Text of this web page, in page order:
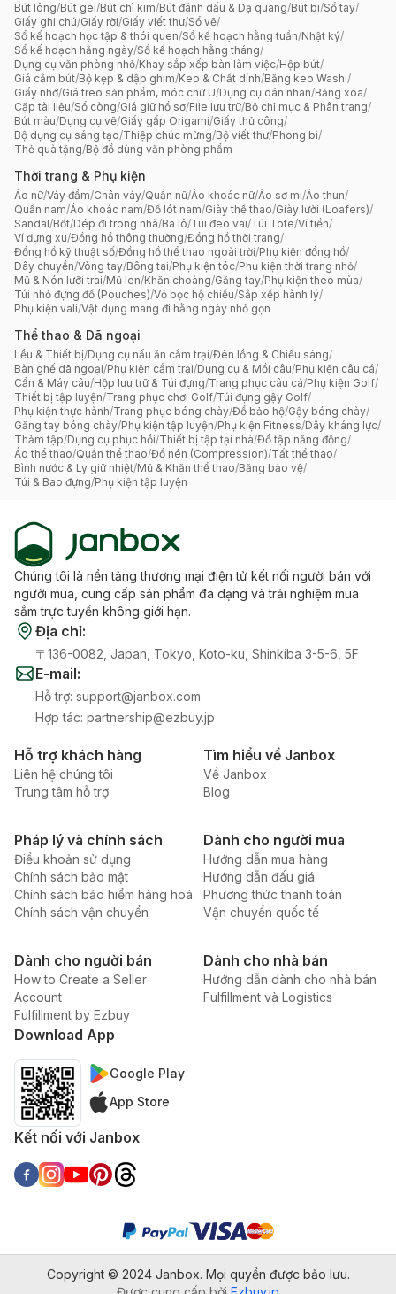
Bút lông/Bút gel/Bút chì kim/Bút đánh dấu & Dạ quang/Bút bi/Sổ tay/
Giấy ghi chú/Giấy rời/Giấy viết thư/Sổ vẽ/
Sổ kế hoạch học tập & thói quen/Sổ kế hoạch hằng tuần/Nhật ký/
Sổ kế hoạch hằng ngày/Sổ kế hoạch hằng tháng/
Dụng cụ văn phòng nhỏ/Khay sắp xếp bàn làm việc/Hộp bút/
Giá cắm bút/Bộ kẹp & dập ghim/Keo & Chất dính/Băng keo Washi/
Giấy nhớ/Giá treo sản phẩm, móc chữ U/Dụng cụ dán nhãn/Băng xóa/
Cặp tài liệu/Sổ còng/Giá giữ hồ sơ/File lưu trữ/Bộ chỉ mục & Phân trang/
Bút màu/Dụng cụ vẽ/Giấy gấp Origami/Giấy thủ công/
Bộ dụng cụ sáng tạo/Thiệp chúc mừng/Bộ viết thư/Phong bì/
Thẻ quà tặng/Bộ đồ dùng văn phòng phẩm
Thời trang & Phụ kiện
Áo nữ/Váy đầm/Chân váy/Quần nữ/Áo khoác nữ/Áo sơ mi/Áo thun/
Quần nam/Áo khoác nam/Đồ lót nam/Giày thể thao/Giày lười (Loafers)/
Sandal/Bốt/Dép đi trong nhà/Ba lô/Túi đeo vai/Túi Tote/Ví tiền/
Ví đựng xu/Đồng hồ thông thường/Đồng hồ thời trang/
Đồng hồ kỹ thuật số/Đồng hồ thể thao ngoài trời/Phụ kiện đồng hồ/
Dây chuyền/Vòng tay/Bông tai/Phụ kiện tóc/Phụ kiện thời trang nhỏ/
Mũ & Nón lưỡi trai/Mũ len/Khăn choàng/Găng tay/Phụ kiện theo mùa/
Túi nhỏ đựng đồ (Pouches)/Vỏ bọc hộ chiếu/Sắp xếp hành lý/
Phụ kiện vali/Vật dụng mang đi hằng ngày nhỏ gọn
Thể thao & Dã ngoại
Lều & Thiết bị/Dụng cụ nấu ăn cắm trại/Đèn lồng & Chiếu sáng/
Bàn ghế dã ngoại/Phụ kiện cắm trại/Dụng cụ & Mồi câu/Phụ kiện câu cá/
Cần & Máy câu/Hộp lưu trữ & Túi đựng/Trang phục câu cá/Phụ kiện Golf/
Thiết bị tập luyện/Trang phục chơi Golf/Túi đựng gậy Golf/
Phụ kiện thực hành/Trang phục bóng chày/Đồ bảo hộ/Gậy bóng chày/
Găng tay bóng chày/Phụ kiện tập luyện/Phụ kiện Fitness/Dây kháng lực/
Thảm tập/Dụng cụ phục hồi/Thiết bị tập tại nhà/Đồ tập năng động/
Áo thể thao/Quần thể thao/Đồ nén (Compression)/Tất thể thao/
Bình nước & Ly giữ nhiệt/Mũ & Khăn thể thao/Băng bảo vệ/
Túi & Bao đựng/Phụ kiện tập luyện
Chúng tôi là nền tảng thương mại điện tử kết nối người bán với
người mua, cung cấp sản phẩm đa dạng và trải nghiệm mua
sắm trực tuyến không giới hạn.
Địa chỉ:
〒136-0082, Japan, Tokyo, Koto-ku, Shinkiba 3-5-6, 5F
E-mail:
Hỗ trợ: support@janbox.com
Hợp tác: partnership@ezbuy.jp
Hỗ trợ khách hàng
Liên hệ chúng tôi
Trung tâm hỗ trợ
Tìm hiểu về Janbox
Về Janbox
Blog
Pháp lý và chính sách
Điều khoản sử dụng
Chính sách bảo mật
Chính sách bảo hiểm hàng hoá
Chính sách vận chuyển
Dành cho người mua
Hướng dẫn mua hàng
Hướng dẫn đấu giá
Phương thức thanh toán
Vận chuyển quốc tế
Dành cho người bán
How to Create a Seller
Account
Fulfillment by Ezbuy
Dành cho nhà bán
Hướng dẫn dành cho nhà bán
Fulfillment và Logistics
Download App
Google Play
App Store
Kết nối với Janbox
Copyright © 2024 Janbox. Mọi quyền được bảo lưu.